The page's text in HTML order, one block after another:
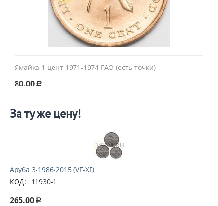
Ямайка 1 цент 1971-1974 FAO (есть точки)
80.00 Р
За ту же цену!
Аруба 3-1986-2015 (VF-XF)
КОД:
11930-1
265.00 Р